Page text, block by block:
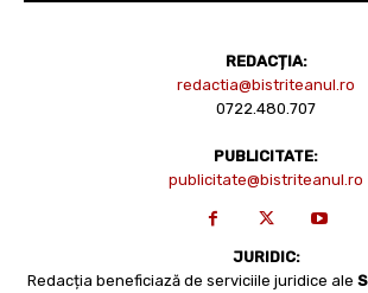
REDACȚIA:
redactia@bistriteanul.ro
0722.480.707
PUBLICITATE:
publicitate@bistriteanul.ro
JURIDIC:
Redacția beneficiază de serviciile juridice ale